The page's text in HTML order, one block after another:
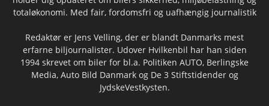
totaløkonomi. Med fair, fordomsfri og uafhængig journalistik
Redaktør er Jens Velling, der er blandt Danmarks mest
erfarne biljournalister. Udover Hvilkenbil har han siden
1994 skrevet om biler for bl.a. Politiken AUTO, Berlingske
Media, Auto Bild Danmark og De 3 Stiftstidender og
JydskeVestkysten.